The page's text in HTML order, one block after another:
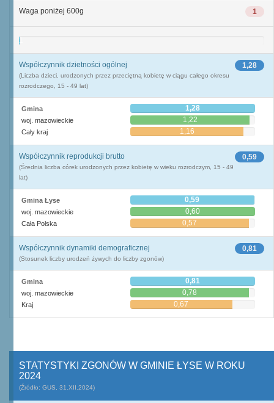
1
Waga poniżej 600g
1
1,28
Współczynnik dzietności ogólnej
(Liczba dzieci, urodzonych przez przeciętną kobietę w ciągu całego okresu
rozrodczego, 15 - 49 lat)
Gmina 1,28
woj. mazowieckie 1,22
Cały kraj 1,16
0,59
Współczynnik reprodukcji brutto
(Średnia liczba córek urodzonych przez kobietę w wieku rozrodczym, 15 - 49
lat)
Gmina Łyse 0,59
woj. mazowieckie 0,60
Cała Polska 0,57
0,81
Współczynnik dynamiki demograficznej
(Stosunek liczby urodzeń żywych do liczby zgonów)
Gmina 0,81
woj. mazowieckie 0,78
Kraj 0,67
STATYSTYKI ZGONÓW W GMINIE ŁYSE W ROKU
2024
(Źródło: GUS, 31.XII.2024)